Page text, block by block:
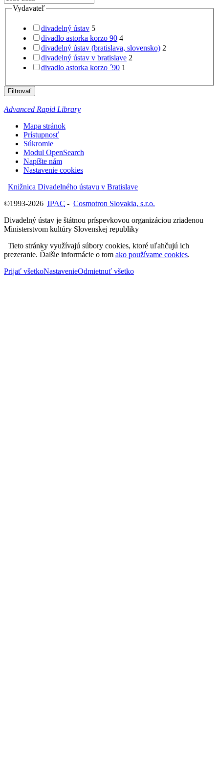
Vydavateľ
divadelný ústav 5
divadlo astorka korzo 90 4
divadelný ústav (bratislava, slovensko) 2
divadelný ústav v bratislave 2
divadlo astorka korzo ´90 1
Filtrovať
Advanced Rapid Library
Mapa stránok
Prístupnosť
Súkromie
Modul OpenSearch
Napíšte nám
Nastavenie cookies
Knižnica Divadelného ústavu v Bratislave
©1993-2026 IPAC - Cosmotron Slovakia, s.r.o.
Divadelný ústav je štátnou príspevkovou organizáciou zriadenou
Ministerstvom kultúry Slovenskej republiky
Tieto stránky využívajú súbory cookies, ktoré uľahčujú ich
prezeranie. Ďalšie informácie o tom ako používame cookies.
Prijať všetkoNastavenieOdmietnuť všetko